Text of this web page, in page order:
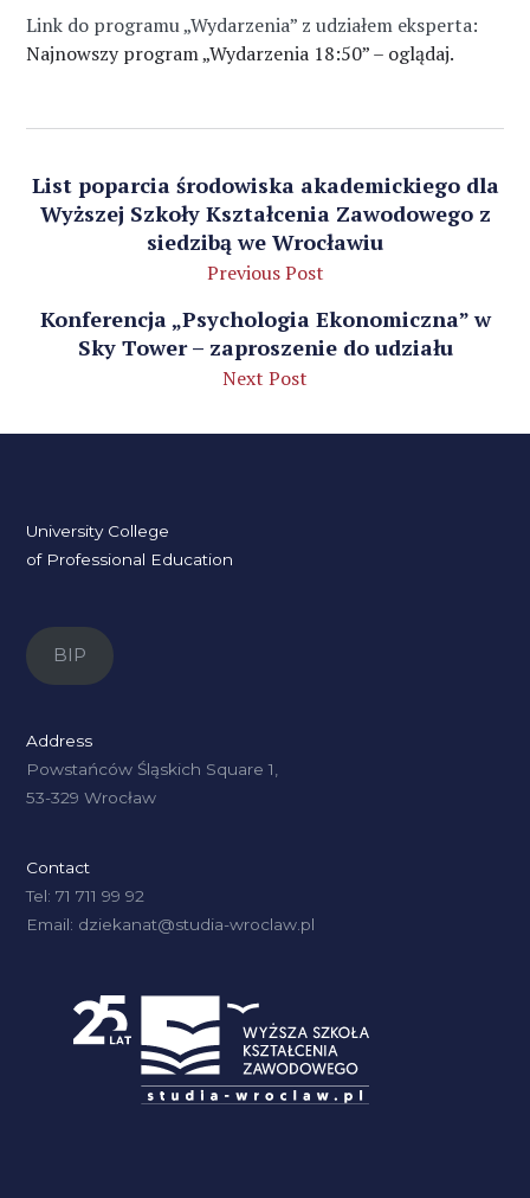
Link do programu „Wydarzenia” z udziałem eksperta:
Najnowszy program „Wydarzenia 18:50” – oglądaj.
List poparcia środowiska akademickiego dla
Wyższej Szkoły Kształcenia Zawodowego z
siedzibą we Wrocławiu
Previous Post
Konferencja „Psychologia Ekonomiczna” w
Sky Tower – zaproszenie do udziału
Next Post
University College
of Professional Education
BIP
Address
Powstańców Śląskich Square 1,
53-329 Wrocław
Contact
Tel: 71 711 99 92
Email: dziekanat@studia-wroclaw.pl